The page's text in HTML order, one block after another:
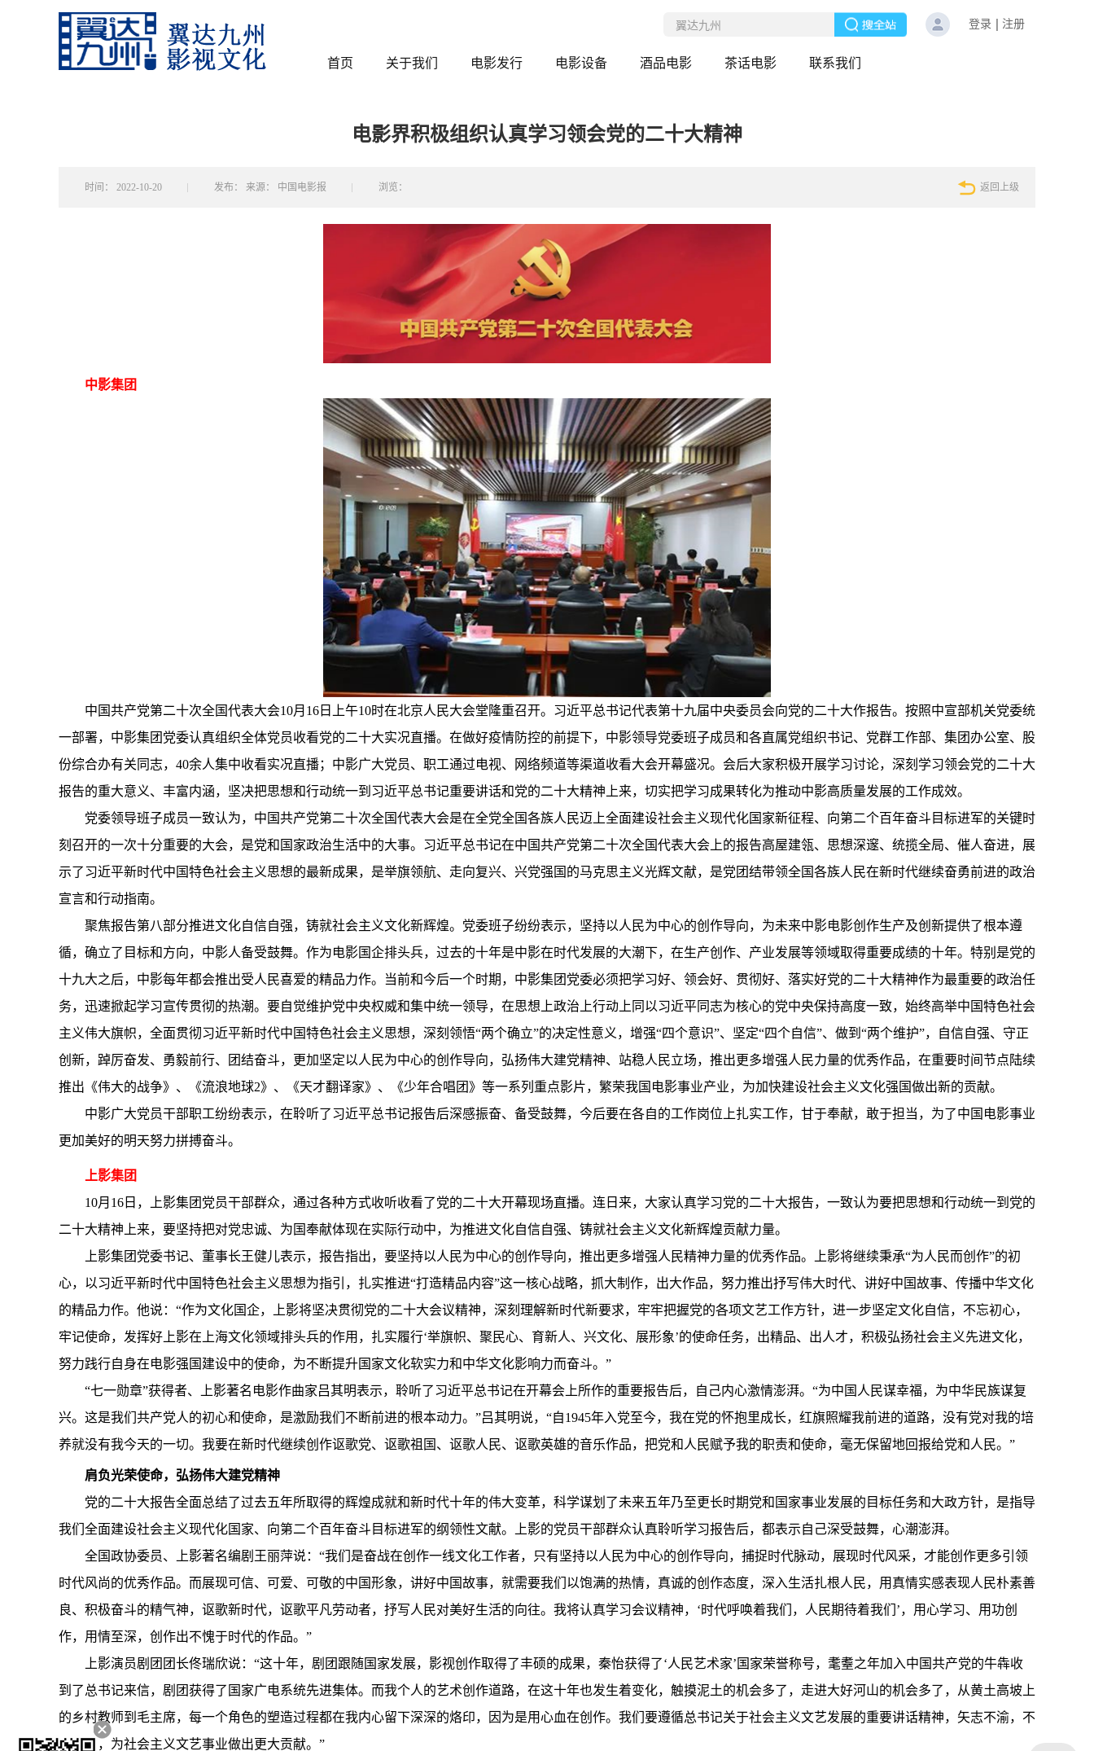
登录 注册
首页 关于我们 电影发行 电影设备 酒品电影 茶话电影 联系我们
电影界积极组织认真学习领会党的二十大精神
时间： 2022-10-20 发布： 来源： 中国电影报 浏览： 返回上级
中影集团
中国共产党第二十次全国代表大会10月16日上午10时在北京人民大会堂隆重召开。习近平总书记代表第十九届中央委员会向党的二十大作报告。按照中宣部机关党委统
一部署，中影集团党委认真组织全体党员收看党的二十大实况直播。在做好疫情防控的前提下，中影领导党委班子成员和各直属党组织书记、党群工作部、集团办公室、股
份综合办有关同志，40余人集中收看实况直播；中影广大党员、职工通过电视、网络频道等渠道收看大会开幕盛况。会后大家积极开展学习讨论，深刻学习领会党的二十大
报告的重大意义、丰富内涵，坚决把思想和行动统一到习近平总书记重要讲话和党的二十大精神上来，切实把学习成果转化为推动中影高质量发展的工作成效。
党委领导班子成员一致认为，中国共产党第二十次全国代表大会是在全党全国各族人民迈上全面建设社会主义现代化国家新征程、向第二个百年奋斗目标进军的关键时
刻召开的一次十分重要的大会，是党和国家政治生活中的大事。习近平总书记在中国共产党第二十次全国代表大会上的报告高屋建瓴、思想深邃、统揽全局、催人奋进，展
示了习近平新时代中国特色社会主义思想的最新成果，是举旗领航、走向复兴、兴党强国的马克思主义光辉文献，是党团结带领全国各族人民在新时代继续奋勇前进的政治
宣言和行动指南。
聚焦报告第八部分推进文化自信自强，铸就社会主义文化新辉煌。党委班子纷纷表示，坚持以人民为中心的创作导向，为未来中影电影创作生产及创新提供了根本遵
循，确立了目标和方向，中影人备受鼓舞。作为电影国企排头兵，过去的十年是中影在时代发展的大潮下，在生产创作、产业发展等领域取得重要成绩的十年。特别是党的
十九大之后，中影每年都会推出受人民喜爱的精品力作。当前和今后一个时期，中影集团党委必须把学习好、领会好、贯彻好、落实好党的二十大精神作为最重要的政治任
务，迅速掀起学习宣传贯彻的热潮。要自觉维护党中央权威和集中统一领导，在思想上政治上行动上同以习近平同志为核心的党中央保持高度一致，始终高举中国特色社会
主义伟大旗帜，全面贯彻习近平新时代中国特色社会主义思想，深刻领悟“两个确立”的决定性意义，增强“四个意识”、坚定“四个自信”、做到“两个维护”，自信自强、守正
创新，踔厉奋发、勇毅前行、团结奋斗，更加坚定以人民为中心的创作导向，弘扬伟大建党精神、站稳人民立场，推出更多增强人民力量的优秀作品，在重要时间节点陆续
推出《伟大的战争》、《流浪地球2》、《天才翻译家》、《少年合唱团》等一系列重点影片，繁荣我国电影事业产业，为加快建设社会主义文化强国做出新的贡献。
中影广大党员干部职工纷纷表示，在聆听了习近平总书记报告后深感振奋、备受鼓舞，今后要在各自的工作岗位上扎实工作，甘于奉献，敢于担当，为了中国电影事业
更加美好的明天努力拼搏奋斗。
上影集团
10月16日，上影集团党员干部群众，通过各种方式收听收看了党的二十大开幕现场直播。连日来，大家认真学习党的二十大报告，一致认为要把思想和行动统一到党的
二十大精神上来，要坚持把对党忠诚、为国奉献体现在实际行动中，为推进文化自信自强、铸就社会主义文化新辉煌贡献力量。
上影集团党委书记、董事长王健儿表示，报告指出，要坚持以人民为中心的创作导向，推出更多增强人民精神力量的优秀作品。上影将继续秉承“为人民而创作”的初
心，以习近平新时代中国特色社会主义思想为指引，扎实推进“打造精品内容”这一核心战略，抓大制作，出大作品，努力推出抒写伟大时代、讲好中国故事、传播中华文化
的精品力作。他说：“作为文化国企，上影将坚决贯彻党的二十大会议精神，深刻理解新时代新要求，牢牢把握党的各项文艺工作方针，进一步坚定文化自信，不忘初心，
牢记使命，发挥好上影在上海文化领域排头兵的作用，扎实履行‘举旗帜、聚民心、育新人、兴文化、展形象’的使命任务，出精品、出人才，积极弘扬社会主义先进文化，
努力践行自身在电影强国建设中的使命，为不断提升国家文化软实力和中华文化影响力而奋斗。”
“七一勋章”获得者、上影著名电影作曲家吕其明表示，聆听了习近平总书记在开幕会上所作的重要报告后，自己内心激情澎湃。“为中国人民谋幸福，为中华民族谋复
兴。这是我们共产党人的初心和使命，是激励我们不断前进的根本动力。”吕其明说，“自1945年入党至今，我在党的怀抱里成长，红旗照耀我前进的道路，没有党对我的培
养就没有我今天的一切。我要在新时代继续创作讴歌党、讴歌祖国、讴歌人民、讴歌英雄的音乐作品，把党和人民赋予我的职责和使命，毫无保留地回报给党和人民。”
肩负光荣使命，弘扬伟大建党精神
党的二十大报告全面总结了过去五年所取得的辉煌成就和新时代十年的伟大变革，科学谋划了未来五年乃至更长时期党和国家事业发展的目标任务和大政方针，是指导
我们全面建设社会主义现代化国家、向第二个百年奋斗目标进军的纲领性文献。上影的党员干部群众认真聆听学习报告后，都表示自己深受鼓舞，心潮澎湃。
全国政协委员、上影著名编剧王丽萍说：“我们是奋战在创作一线文化工作者，只有坚持以人民为中心的创作导向，捕捉时代脉动，展现时代风采，才能创作更多引领
时代风尚的优秀作品。而展现可信、可爱、可敬的中国形象，讲好中国故事，就需要我们以饱满的热情，真诚的创作态度，深入生活扎根人民，用真情实感表现人民朴素善
良、积极奋斗的精气神，讴歌新时代，讴歌平凡劳动者，抒写人民对美好生活的向往。我将认真学习会议精神，‘时代呼唤着我们，人民期待着我们’，用心学习、用功创
作，用情至深，创作出不愧于时代的作品。”
上影演员剧团团长佟瑞欣说：“这十年，剧团跟随国家发展，影视创作取得了丰硕的成果，秦怡获得了‘人民艺术家’国家荣誉称号，耄耋之年加入中国共产党的牛犇收
到了总书记来信，剧团获得了国家广电系统先进集体。而我个人的艺术创作道路，在这十年也发生着变化，触摸泥土的机会多了，走进大好河山的机会多了，从黄土高坡上
的乡村教师到毛主席，每一个角色的塑造过程都在我内心留下深深的烙印，因为是用心血在创作。我们要遵循总书记关于社会主义文艺发展的重要讲话精神，矢志不渝，不
断前行，为社会主义文艺事业做出更大贡献。”